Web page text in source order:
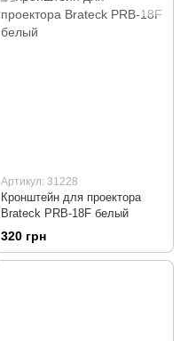
Артикул: 31228
Кронштейн для проектора
Brateck PRB-18F белый
320 грн